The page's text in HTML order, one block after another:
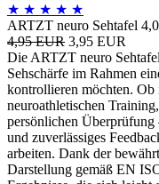
★ ★ ★ ★ ★
ARTZT neuro Sehtafel
4,95 EUR 3,95 EUR
Die ARTZT neuro
Sehschärfe im Rahmen
kontrollieren möchten. Ob
neuroathletischen
persönlichen Überprüfung
und zuverlässiges
arbeiten. Dank der
Darstellung gemäß EN